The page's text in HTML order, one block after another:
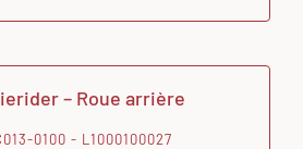
– Roue arrière
0100 - L1000100027